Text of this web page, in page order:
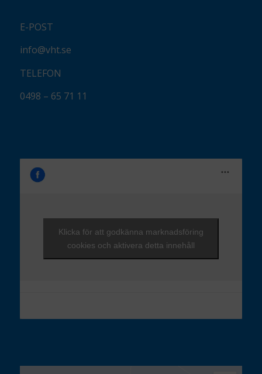
E-POST
info@vht.se
TELEFON
0498 – 65 71 11
Klicka för att godkänna marknadsföring
cookies och aktivera detta innehåll